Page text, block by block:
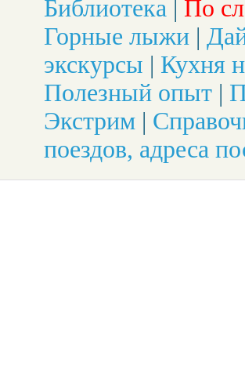
Библиотека
По
Горные лыжи |
экскурсы | Кухня
Полезный опыт |
Экстрим |
поездов, адреса